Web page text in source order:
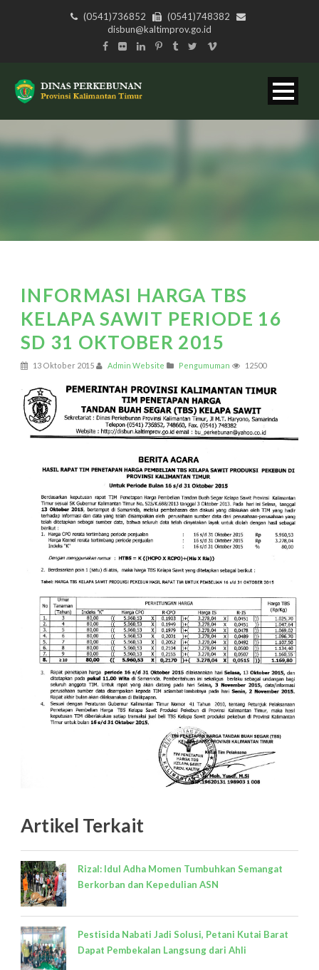
(0541)736852
(0541)748382
disbun@kaltimprov.go.id
INFORMASI HARGA TBS
KELAPA SAWIT PERIODE 16
SD 31 OKTOBER 2015
13 Oktober 2015 Admin Website Pengumuman 12500
Artikel Terkait
Rizal: Idul Adha Momen Tumbuhkan Semangat
Berkorban dan Kepedulian ASN
Pestisida Nabati Jadi Solusi, Petani Kutai Barat
Dapat Pembekalan Langsung dari Ahli